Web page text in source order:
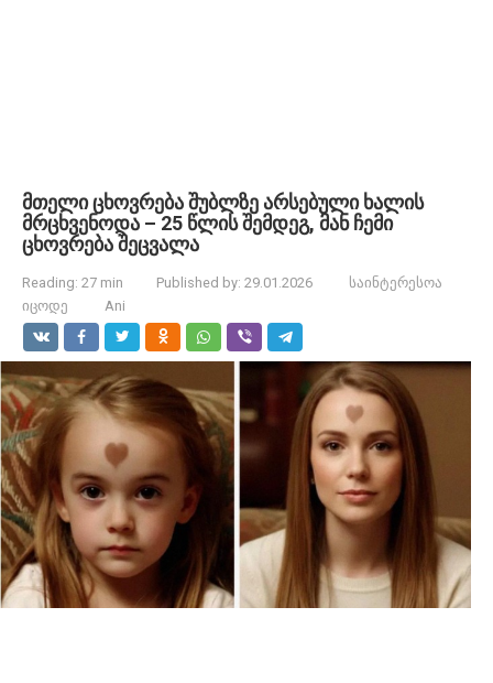
მთელი ცხოვრება შუბლზე არსებული ხალის
მრცხვენოდა – 25 წლის შემდეგ, მან ჩემი
ცხოვრება შეცვალა
Reading: 27 min Published by: 29.01.2026
საინტერესოა
იცოდე
Ani